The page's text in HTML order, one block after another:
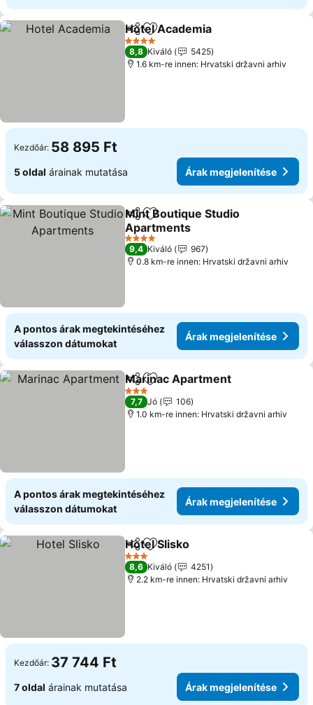
Megosztás
Hozzáadás a kedvencekhez
Hotel Academia
4 Kategória
8,8 Kiváló
5425
1.6 km-re innen: Hrvatski državni arhiv
Kezdőár: 58 895 Ft
5 oldal árainak mutatása Árak megjelenítése
Megosztás
Hozzáadás a kedvencekhez
Mint Boutique Studio
Apartments
4 Kategória
9,4 Kiváló
967
0.8 km-re innen: Hrvatski državni arhiv
A pontos árak megtekintéséhez
válasszon dátumokat
Árak megjelenítése
Megosztás
Hozzáadás a kedvencekhez
Marinac Apartment
3 Kategória
7,7 Jó
106
1.0 km-re innen: Hrvatski državni arhiv
A pontos árak megtekintéséhez
válasszon dátumokat
Árak megjelenítése
Megosztás
Hozzáadás a kedvencekhez
Hotel Slisko
3 Kategória
8,6 Kiváló
4251
2.2 km-re innen: Hrvatski državni arhiv
Kezdőár: 37 744 Ft
7 oldal árainak mutatása Árak megjelenítése